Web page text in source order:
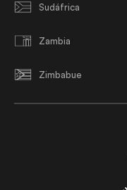
Sudáfrica
Zambia
Zimbabue